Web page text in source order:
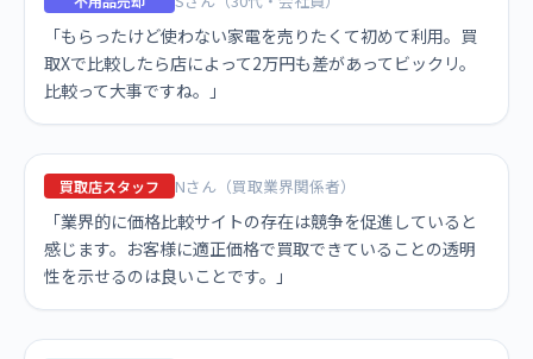
「もらったけど使わない家電を売りたくて初めて利用。買
取Xで比較したら店によって2万円も差があってビックリ。
比較って大事ですね。」
買取店スタッフ Nさん（買取業界関係者）
「業界的に価格比較サイトの存在は競争を促進していると
感じます。お客様に適正価格で買取できていることの透明
性を示せるのは良いことです。」